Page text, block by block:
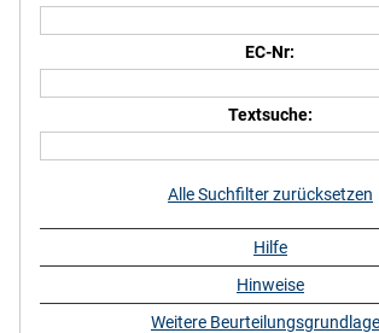
EC-Nr:
Textsuche:
Alle Suchfilter zurücksetzen
Hilfe
Hinweise
Weitere